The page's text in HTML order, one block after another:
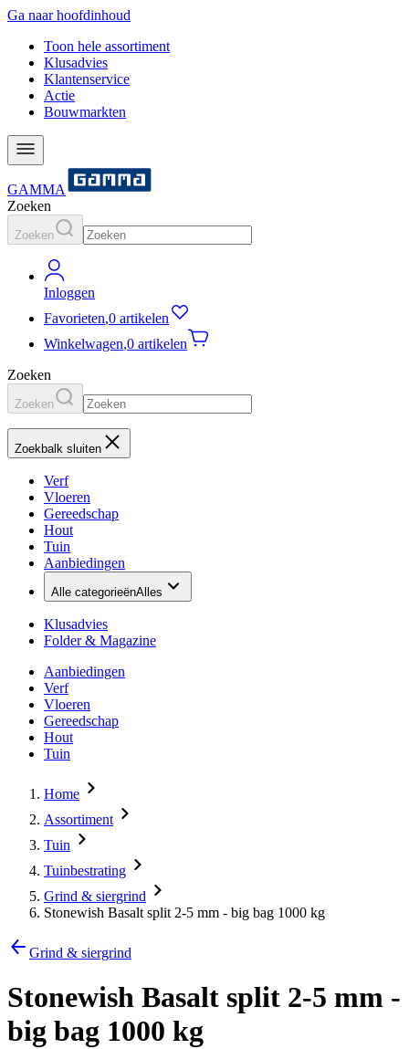
Ga naar hoofdinhoud
Toon hele assortiment
Klusadvies
Klantenservice
Actie
Bouwmarkten
GAMMA
Zoeken
Zoeken
Inloggen
Favorieten,0 artikelen
Winkelwagen,0 artikelen
Zoeken
Zoeken
Zoekbalk sluiten
Verf
Vloeren
Gereedschap
Hout
Tuin
Aanbiedingen
Alle categorieënAlles
Klusadvies
Folder & Magazine
Aanbiedingen
Verf
Vloeren
Gereedschap
Hout
Tuin
Home
Assortiment
Tuin
Tuinbestrating
Grind & siergrind
Stonewish Basalt split 2-5 mm - big bag 1000 kg
Grind & siergrind
Stonewish Basalt split 2-5 mm -
big bag 1000 kg